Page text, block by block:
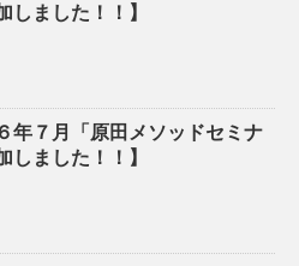
しました！！】
年７月「原田メソッドセミナ
しました！！】